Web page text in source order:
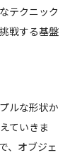
テクニック
戦する基盤
ルな形状か
ていきま
、オブジェ